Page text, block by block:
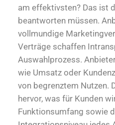
am effektivsten? Das ist
beantworten müssen.
vollmundige
Verträge schaffen
Auswahlprozess.
wie Umsatz oder
von begrenztem Nutzen.
hervor, was für Kunden
Funktionsumfang sowie